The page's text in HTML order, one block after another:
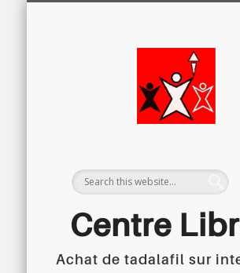
Centre
Achat de tadalafil sur